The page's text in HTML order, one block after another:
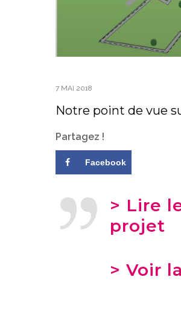
7 MAI 2018
Notre point de vue
Partagez !
Facebook
> Lire
projet
> Voir